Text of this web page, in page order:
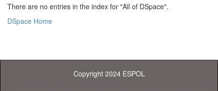
There are no entries in the index for "All of DSpace".
DSpace Home
Copyright 2024 ESPOL